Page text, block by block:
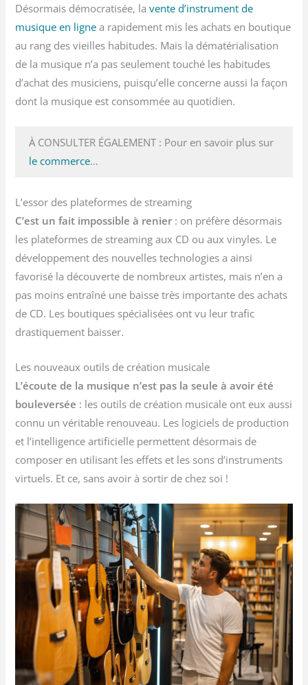
Désormais démocratisée, lavente d’instrument de
musique en ligne a rapidement mis les achats en boutique
au rang des vieilles habitudes. Mais la dématérialisation
de la musique n’a pas seulement touché les habitudes
d’achat des musiciens, puisqu’elle concerne aussi la façon
dont la musique est consommée au quotidien.
À CONSULTER ÉGALEMENT : Pour en savoir plus sur
le commerce…
L’essor des plateformes de streaming
C’est un fait impossible à renier : on préfère désormais
les plateformes de streaming aux CD ou aux vinyles. Le
développement des nouvelles technologies a ainsi
favorisé la découverte de nombreux artistes, mais n’en a
pas moins entraîné une baisse très importante des achats
de CD. Les boutiques spécialisées ont vu leur trafic
drastiquement baisser.
Les nouveaux outils de création musicale
L’écoute de la musique n’est pas la seule à avoir été
bouleversée : les outils de création musicale ont eux aussi
connu un véritable renouveau. Les logiciels de production
et l’intelligence artificielle permettent désormais de
composer en utilisant les effets et les sons d’instruments
virtuels. Et ce, sans avoir à sortir de chez soi !